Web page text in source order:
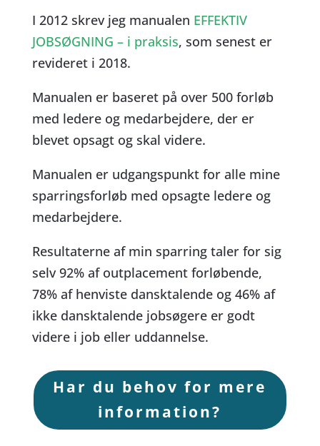
I 2012 skrev jeg manualen EFFEKTIV
JOBSØGNING – i praksis, som senest er
revideret i 2018.
Manualen er baseret på over 500 forløb
med ledere og medarbejdere, der er
blevet opsagt og skal videre.
Manualen er udgangspunkt for alle mine
sparringsforløb med opsagte ledere og
medarbejdere.
Resultaterne af min sparring taler for sig
selv 92% af outplacement forløbende,
78% af henviste dansktalende og 46% af
ikke dansktalende jobsøgere er godt
videre i job eller uddannelse.
Har du behov for mere
information?